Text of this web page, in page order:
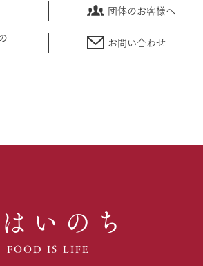
団体のお客様へ
お問い合わせ
いのち
FOOD IS LIFE